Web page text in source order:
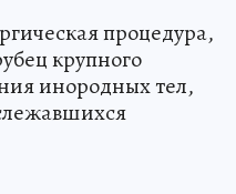
процедура,
крупного
инородных тел,